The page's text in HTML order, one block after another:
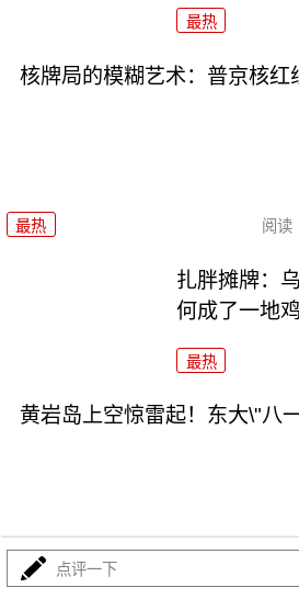
最热
核牌局的模糊艺术：普京核红
最热 阅读
扎胖摊牌：
何成了一地鸡
最热
黄岩岛上空惊雷起！东大\"八
最热 点评一下